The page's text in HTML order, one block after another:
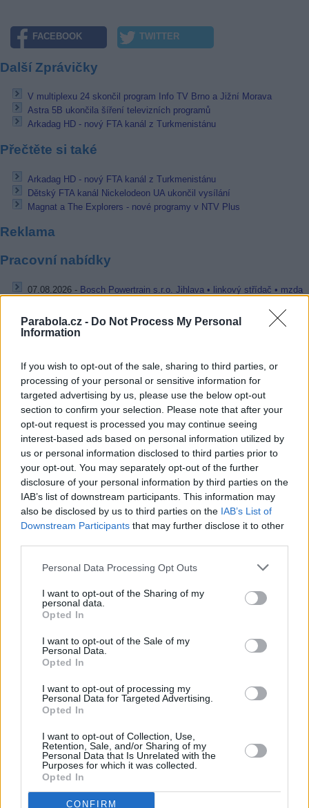
Parabola.cz - Do Not Process My Personal
Information
If you wish to opt-out of the sale, sharing to third parties, or
processing of your personal or sensitive information for
targeted advertising by us, please use the below opt-out
section to confirm your selection. Please note that after your
opt-out request is processed you may continue seeing
interest-based ads based on personal information utilized by
us or personal information disclosed to third parties prior to
your opt-out. You may separately opt-out of the further
disclosure of your personal information by third parties on the
IAB’s list of downstream participants. This information may
also be disclosed by us to third parties on the IAB’s List of
Downstream Participants that may further disclose it to other
Personal Data Processing Opt Outs
I want to opt-out of the Sharing of my
personal data.
Opted In
I want to opt-out of the Sale of my
Personal Data.
Opted In
I want to opt-out of processing my
Personal Data for Targeted Advertising.
Opted In
I want to opt-out of Collection, Use,
Retention, Sale, and/or Sharing of my
Personal Data that Is Unrelated with the
Purposes for which it was collected.
Opted In
CONFIRM
FACEBOOK TWITTER
Další Zprávičky
V multiplexu 24 skončil program Info TV Brno a Jižní Morava
Astra 5B ukončila šíření televizních programů
Arkadag HD - nový FTA kanál z Turkmenistánu
Přečtěte si také
Arkadag HD - nový FTA kanál z Turkmenistánu
Dětský FTA kanál Nickelodeon UA ukončil vysílání
Magnat a The Explorers - nové programy v NTV Plus
Reklama
Pracovní nabídky
07.08.2026 - Bosch Powertrain s.r.o. Jihlava • linkový střídač • mzda
48.400 Kč • příspěvek na ubytování (Jihlava, okres Jihlava)
Bosch Powertrain s.r.o. Jihlava • obsluha CNC strojů •
48.400 Kč • náborový bonus 50.000 Kč • příspěvek na ubytování
okres Jihlava)
Jihlava)
06.08.2026 - Bosch Powertrain s.r.o. • montážní dělník • mzda 44.700
týdenní zálohy na mzdu 2.000 Kč (Jihlava, okres Jihlava)
06.08.2026 -Bosch Powertrain s.r.o. Jihlava • práce ve skladu • mzda
48.400 Kč • náborový bonus 50.000 Kč • ubytování (Jihlava, okres
... další nabídky zaměstnání
Vybrané články
Prima sport - co nabídne v prvním
vysílacím týdnu
Kdy a kde bude Prima sport k
Dovolená u moře•Bazény